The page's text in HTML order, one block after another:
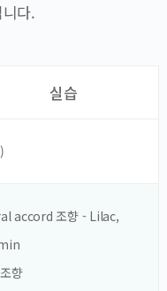
다.
실습
accord 조향 - Lilac,
향